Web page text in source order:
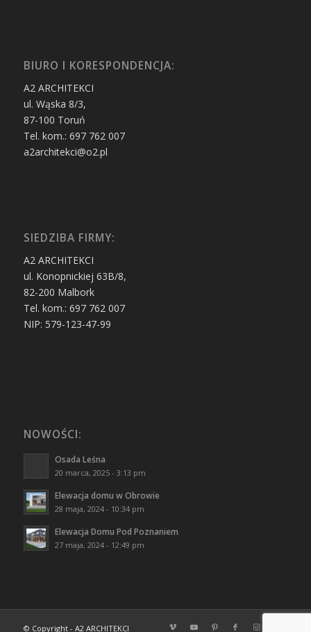
BIURO I KORESPONDENCJA:
A2 ARCHITEKCI
ul. Wąska 8/3,
87-100 Toruń
Tel. kom.: 697 762 007
a2architekci@o2.pl
SIEDZIBA FIRMY:
A2 ARCHITEKCI
ul. Konopnickiej 63B/8,
82-200 Malbork
Tel. kom.: 697 762 007
NIP: 579-123-47-99
NOWOŚCI:
Osada Leśna
20 marca, 2025 - 3:13 pm
Elewacja domu w Obrowie
28 maja, 2024 - 10:34 pm
Elewacja Domu Pod Poznaniem
27 maja, 2024 - 12:49 pm
© Copyright - A2 ARCHITEKCI